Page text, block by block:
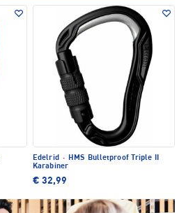
Edelrid ·
HMS Bulletproof Triple II
Karabiner
€ 32,99